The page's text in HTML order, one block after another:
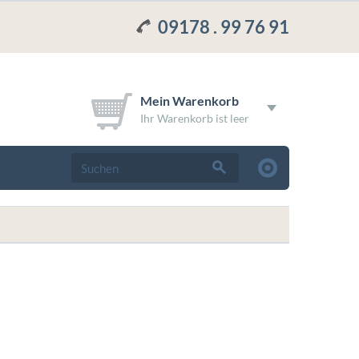
09178 . 99 76 91
Mein Warenkorb
Ihr Warenkorb ist leer